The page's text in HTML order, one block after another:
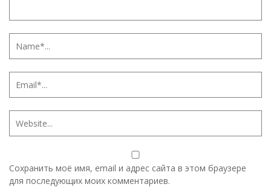
Сохранить моё имя, email и адрес сайта в этом браузере
для последующих моих комментариев.